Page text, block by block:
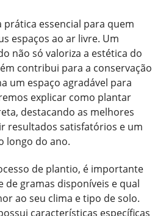
prática essencial para quem
espaços ao ar livre. Um
não só valoriza a estética do
contribui para a conservação
um espaço agradável para
explicar como plantar
destacando as melhores
resultados satisfatórios e um
longo do ano.
de plantio, é importante
de gramas disponíveis e qual
ao seu clima e tipo de solo.
características específicas